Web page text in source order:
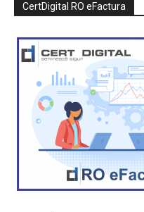
CertDigital RO eFactura